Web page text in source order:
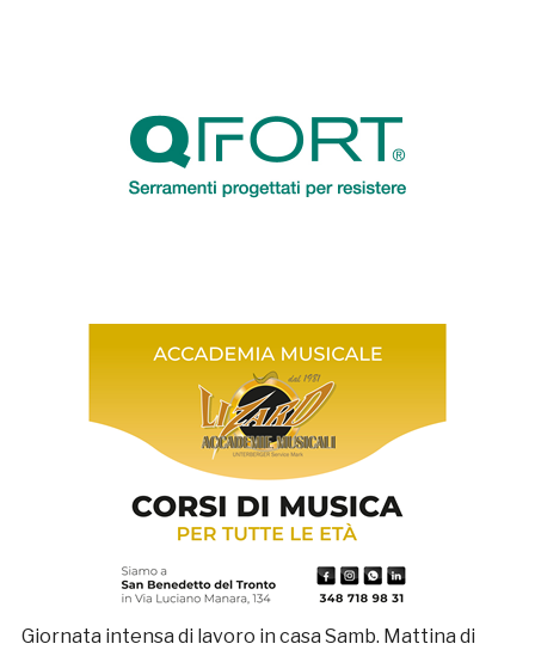
Giornata intensa di lavoro in casa Samb. Mattina di